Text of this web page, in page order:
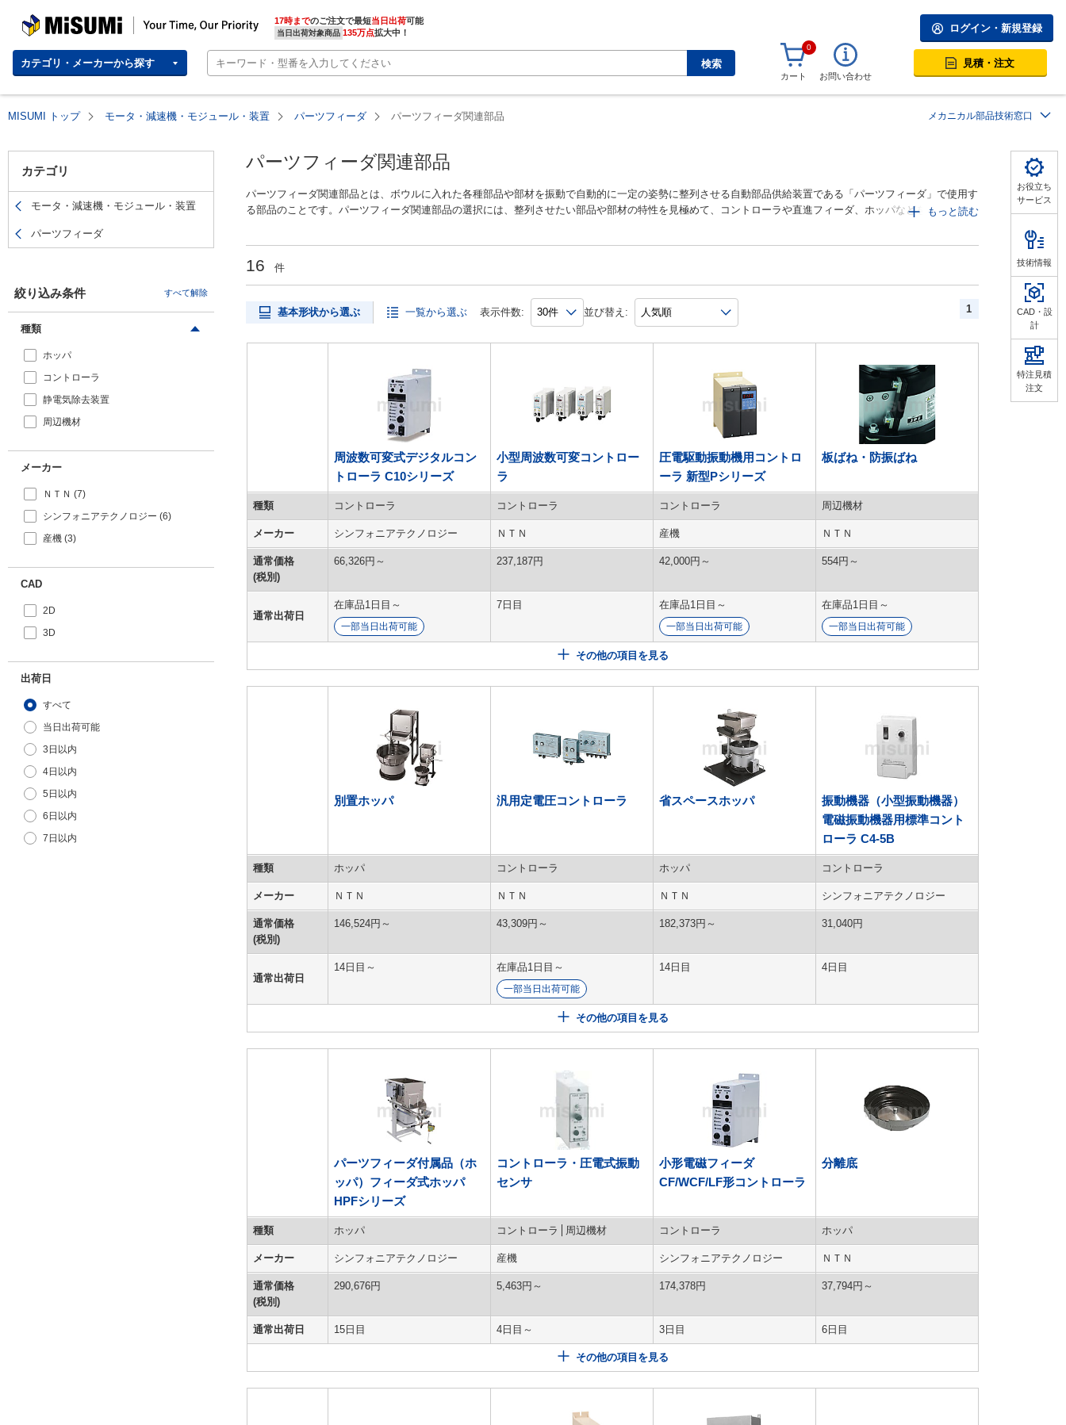
MISUMI | Your Time, Our Priority 17時までのご注文で最短当日出荷
当日出荷対象商品 135万点拡大中！
カテゴリ・メーカーから探す 検索
ログイン・新規登録
0
カート お問い合わせ
見積・注文
MISUMI トップ モータ・減速機・モジュール・装置 パーツフィーダ パーツフィーダ関連部品 メカニカル部品技術窓口
カテゴリ
モータ・減速機・モジュール・装置
パーツフィーダ
絞り込み条件 すべて解除
種類
ホッパ
コントローラ
静電気除去装置
周辺機材
メーカー
ＮＴＮ (7)
シンフォニアテクノロジー (6)
産機 (3)
CAD
2D
3D
出荷日
すべて
当日出荷可能
3日以内
4日以内
5日以内
6日以内
7日以内
パーツフィーダ関連部品
パーツフィーダ関連部品とは、ボウルに入れた各種部品や部材を振動で自動的に一定の姿勢に整列させる自動部品供給装置である「パーツフィーダ」で使用す
る部品のことです。パーツフィーダ関連部品の選択には、整列させたい部品や部材の特性を見極めて、コントローラや直進フィーダ、ホッパなどを選ぶ必要が
気除去の除電器などがあります。
もっと読む
16 件
基本形状から選ぶ 一覧から選ぶ 表示件数: 並び替え: 1
周波数可変式デジタルコン
トローラ C10シリーズ
小型周波数可変コントロー
ラ
圧電駆動振動機用コントロ
ーラ 新型Pシリーズ
板ばね・防振ばね
種類 コントローラ コントローラ コントローラ 周辺機材
メーカー シンフォニアテクノロジー ＮＴＮ 産機 ＮＴＮ
通常価格
(税別)
66,326円 ～ 237,187円 42,000円 ～ 554円 ～
通常出荷日
在庫品1日目～
一部当日出荷可能
7日目 在庫品1日目～
一部当日出荷可能
在庫品1日目～
一部当日出荷可能
その他の項目を見る
別置ホッパ 汎用定電圧コントローラ 省スペースホッパ
振動機器（小型振動機器）
電磁振動機器用標準コント
ローラ C4-5B
種類 ホッパ コントローラ ホッパ コントローラ
メーカー ＮＴＮ ＮＴＮ ＮＴＮ シンフォニアテクノロジー
通常価格
(税別)
146,524円 ～ 43,309円 ～ 182,373円 ～ 31,040円
通常出荷日
14日目～ 在庫品1日目～
一部当日出荷可能
14日目 4日目
その他の項目を見る
パーツフィーダ付属品（ホ
ッパ）フィーダ式ホッパ
HPFシリーズ
コントローラ・圧電式振動
センサ
小形電磁フィーダ
CF/WCF/LF形コントローラ
分離底
種類 ホッパ コントローラ 周辺機材 コントローラ ホッパ
メーカー シンフォニアテクノロジー 産機 シンフォニアテクノロジー ＮＴＮ
通常価格
(税別)
290,676円 5,463円 ～ 174,378円 37,794円 ～
通常出荷日 15日目 4日目～ 3日目 6日目
その他の項目を見る
お役立ち
サービス
技術情報
CAD・設
計
特注見積
注文